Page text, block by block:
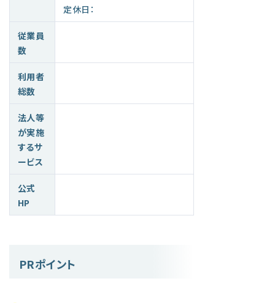
定休日：
従業員
数
利用者
総数
法人等
が実施
するサ
ービス
公式
HP
PRポイント